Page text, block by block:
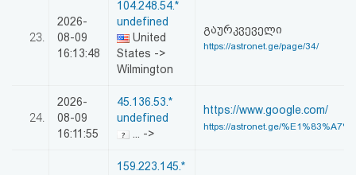
23.
2026-
08-09
16:13:48
104.248.54.*
undefined
United
States ->
Wilmington
გაურკვეველი
https://astronet.ge/page/34/
24.
2026-
08-09
16:11:55
45.136.53.*
undefined
... ->
https://www.google.com/
https://astronet.ge/
159.223.145.*